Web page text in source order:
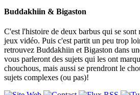
Buddakhiin & Bigaston
C'est l'histoire de deux barbus qui se sont
jeux vidéo. Puis c'est partit un peu trop
retrouvez Buddakhiin et Bigaston dans
vous parleront des sujets qui les ont
chouchous, mais aussi se prendront le
sujets complexes (ou pas)!